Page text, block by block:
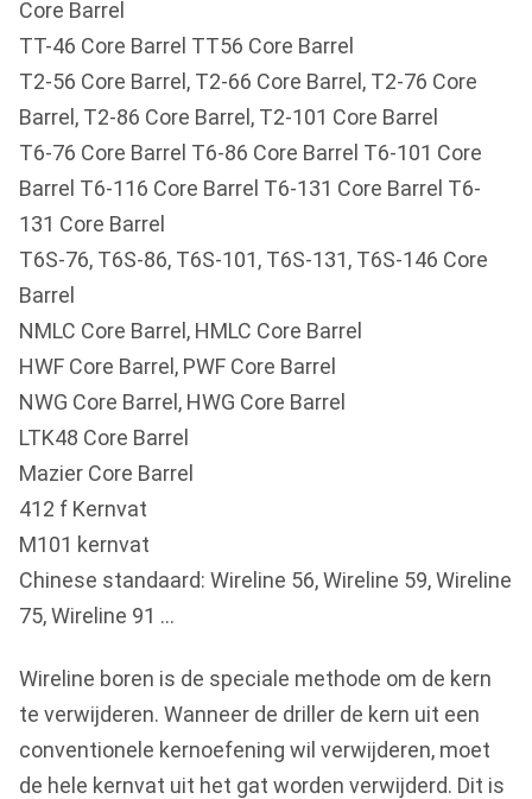
Core Barrel
TT-46 Core Barrel TT56 Core Barrel
T2-56 Core Barrel, T2-66 Core Barrel, T2-76 Core
Barrel, T2-86 Core Barrel, T2-101 Core Barrel
T6-76 Core Barrel T6-86 Core Barrel T6-101 Core
Barrel T6-116 Core Barrel T6-131 Core Barrel T6-
131 Core Barrel
T6S-76, T6S-86, T6S-101, T6S-131, T6S-146 Core
Barrel
NMLC Core Barrel, HMLC Core Barrel
HWF Core Barrel, PWF Core Barrel
NWG Core Barrel, HWG Core Barrel
LTK48 Core Barrel
Mazier Core Barrel
412 f Kernvat
M101 kernvat
Chinese standaard: Wireline 56, Wireline 59, Wireline
75, Wireline 91 ...
Wireline boren is de speciale methode om de kern
te verwijderen. Wanneer de driller de kern uit een
conventionele kernoefening wil verwijderen, moet
de hele kernvat uit het gat worden verwijderd. Dit is